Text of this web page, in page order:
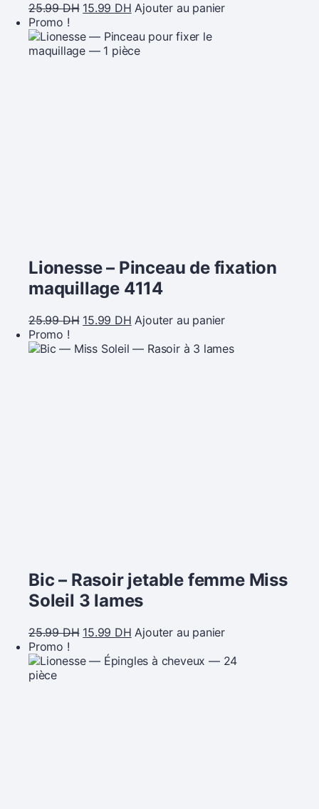
25.99DH 15.99 DH Ajouter au panier
Promo !
Lionesse – Pinceau de fixation
maquillage 4114
25.99DH 15.99 DH Ajouter au panier
Promo !
Bic – Rasoir jetable femme Miss
Soleil 3 lames
25.99DH 15.99 DH Ajouter au panier
Promo !